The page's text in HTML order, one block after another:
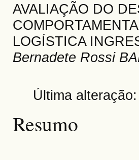
AVALIAÇÃO DO
LOGÍSTICA
Bernadete Rossi
Última
Resumo